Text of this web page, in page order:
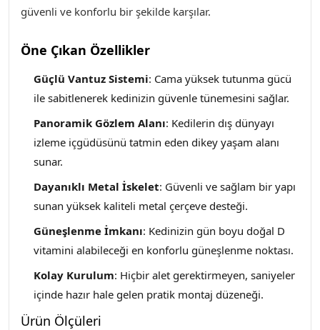
güvenli ve konforlu bir şekilde karşılar.
Öne Çıkan Özellikler
Güçlü Vantuz Sistemi: Cama yüksek tutunma gücü
ile sabitlenerek kedinizin güvenle tünemesini sağlar.
Panoramik Gözlem Alanı: Kedilerin dış dünyayı
izleme içgüdüsünü tatmin eden dikey yaşam alanı
sunar.
Dayanıklı Metal İskelet: Güvenli ve sağlam bir yapı
sunan yüksek kaliteli metal çerçeve desteği.
Güneşlenme İmkanı: Kedinizin gün boyu doğal D
vitamini alabileceği en konforlu güneşlenme noktası.
Kolay Kurulum: Hiçbir alet gerektirmeyen, saniyeler
içinde hazır hale gelen pratik montaj düzeneği.
Ürün Ölçüleri